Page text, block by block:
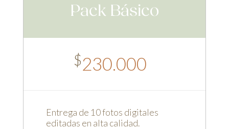
Pack Básico
$230.000
Entrega de 10 fotos digitales
editadas en alta calidad.